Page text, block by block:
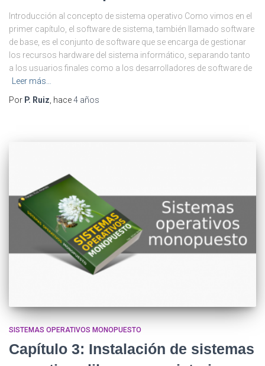
Introducción al concepto de sistema operativo Como vimos en el
primer capítulo, el software de sistema, también llamado software
de base, es el conjunto de software que se encarga de gestionar
los recursos hardware del sistema informático, separando tanto
a los usuarios finales como a los desarrolladores de software de
Leer más…
Por P. Ruiz , hace4 años
SISTEMAS OPERATIVOS MONOPUESTO
Capítulo 3: Instalación de sistemas